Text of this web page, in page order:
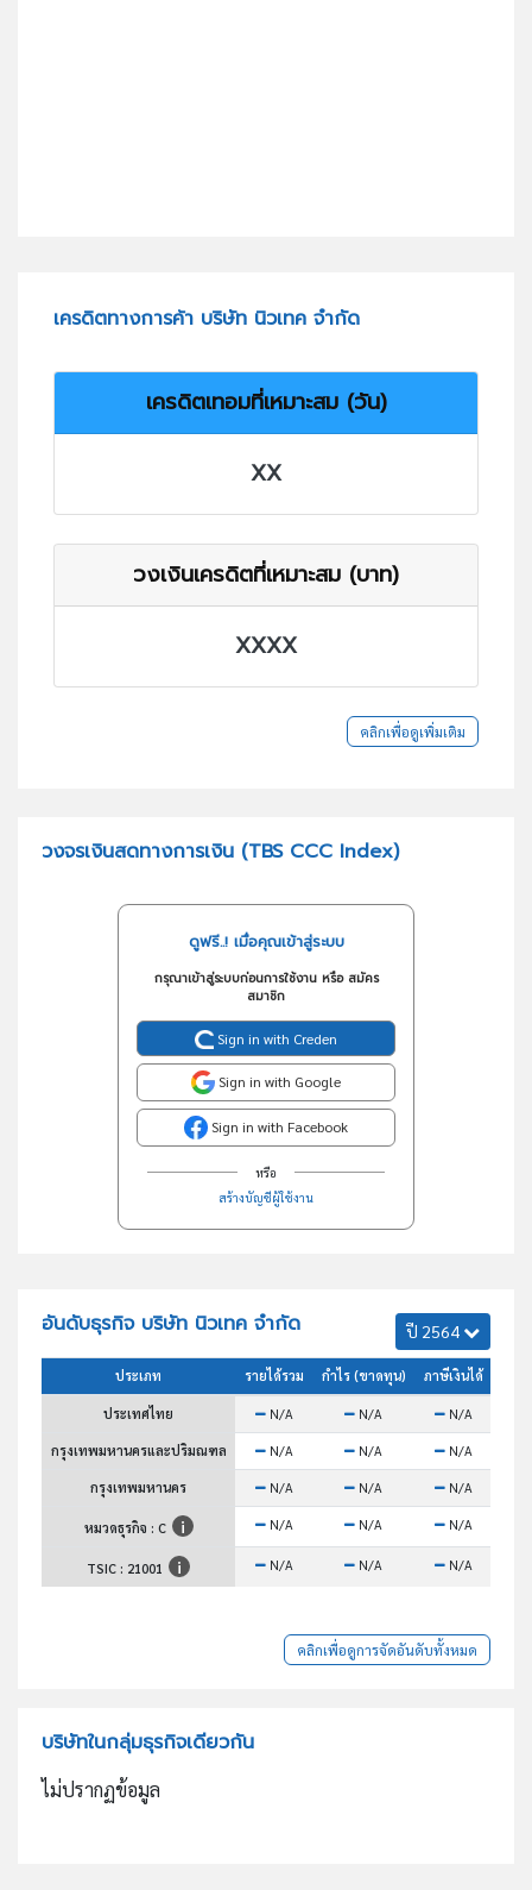
เครดิตทางการค้า บริษัท นิวเทค จำกัด
เครดิตเทอมที่เหมาะสม (วัน)
XX
วงเงินเครดิตที่เหมาะสม (บาท)
XXXX
คลิกเพื่อดูเพิ่มเติม
วงจรเงินสดทางการเงิน (TBS CCC Index)
ดูฟรี..! เมื่อคุณเข้าสู่ระบบ
กรุณาเข้าสู่ระบบก่อนการใช้งาน หรือ สมัคร
สมาชิก
Sign in with Creden
Sign in with Google
Sign in with Facebook
หรือ
สร้างบัญชีผู้ใช้งาน
อันดับธุรกิจ บริษัท นิวเทค จำกัด ปี 2564
ประเภท รายได้รวม กำไร (ขาดทุน) ภาษีเงินได้
ประเทศไทย N/A N/A N/A
กรุงเทพมหานครและปริมณฑล N/A N/A N/A
กรุงเทพมหานคร N/A N/A N/A
หมวดธุรกิจ : C N/A N/A N/A
TSIC : 21001 N/A N/A N/A
คลิกเพื่อดูการจัดอันดับทั้งหมด
บริษัทในกลุ่มธุรกิจเดียวกัน
ไม่ปรากฏข้อมูล